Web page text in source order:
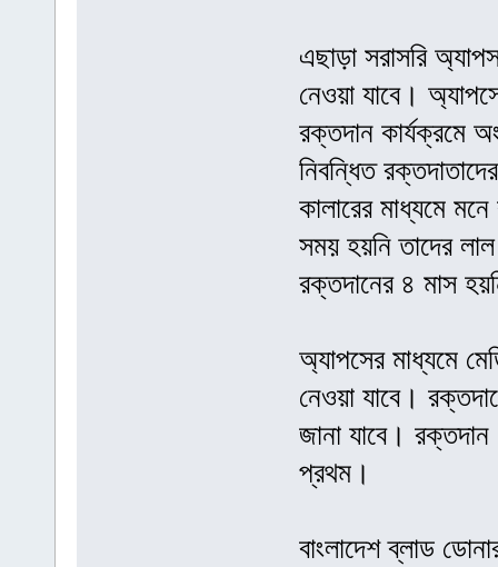
এছাড়া সরাসরি
নেওয়া যাবে।
রক্তদান কার্যক্রমে
নিবন্ধিত
কালারের মাধ্যমে
সময় হয়নি তাদের
রক্তদানের ৪ মাস
অ্যাপসের মাধ্যমে
নেওয়া যাবে।
জানা যাবে। রক্তদান
প্রথম।
বাংলাদেশ ব্লাড